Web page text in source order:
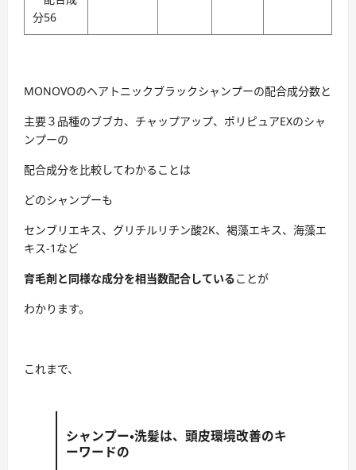
分56
MONOVOのヘアトニックブラックシャンプーの配合成分数と
主要３品種のブブカ、チャップアップ、ポリピュアEXのシャ
ンプーの
配合成分を比較してわかることは
どのシャンプーも
センブリエキス、グリチルリチン酸2K、褐藻エキス、海藻エ
キス-1など
育毛剤と同様な成分を相当数配合していることが
わかります。
これまで、
シャンプー・洗髪は、頭皮環境改善のキ
ーワードの